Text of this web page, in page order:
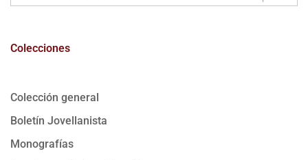
Colecciones
Colección general
Boletín Jovellanista
Monografías